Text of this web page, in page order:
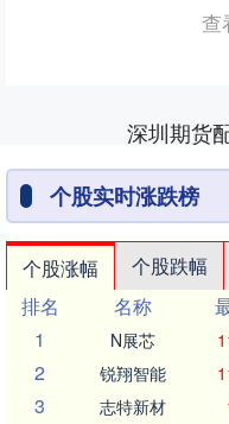
的
查
深圳期货
个股实时涨跌榜
个股涨幅 个股跌幅
排名
名称
1
N展芯
2 锐翔智能
3 志特新材